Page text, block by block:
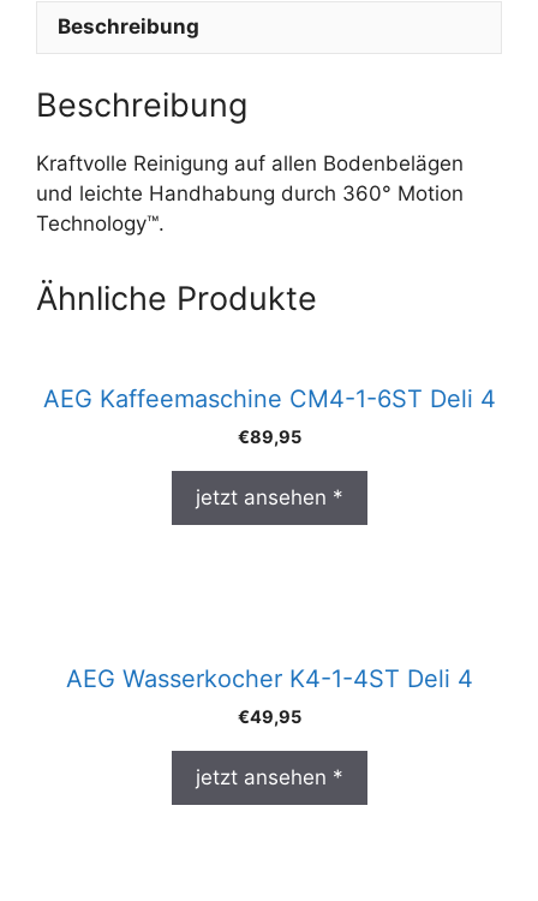
Beschreibung
Beschreibung
Kraftvolle Reinigung auf allen Bodenbelägen
und leichte Handhabung durch 360° Motion
Technology™.
Ähnliche Produkte
AEG Kaffeemaschine CM4-1-6ST Deli 4
€89,95
jetzt ansehen *
AEG Wasserkocher K4-1-4ST Deli 4
€49,95
jetzt ansehen *